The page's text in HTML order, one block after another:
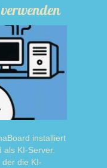
installiert
KI-Server.
die KI-